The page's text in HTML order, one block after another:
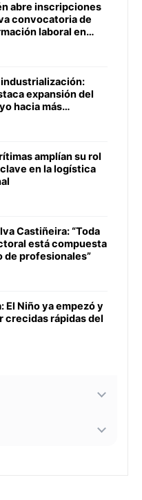
abre inscripciones
convocatoria de
laboral en
industrialización:
expansión del
hacia más
amplían su rol
en la logística
Castiñeira: “Toda
está compuesta
de profesionales”
El Niño ya empezó y
crecidas rápidas del
ganan terreno en